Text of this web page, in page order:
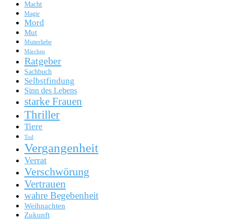
Macht
Magie
Mord
Mut
Mutterliebe
Märchen
Ratgeber
Sachbuch
Selbstfindung
Sinn des Lebens
starke Frauen
Thriller
Tiere
Tod
Vergangenheit
Verrat
Verschwörung
Vertrauen
wahre Begebenheit
Weihnachten
Zukunft